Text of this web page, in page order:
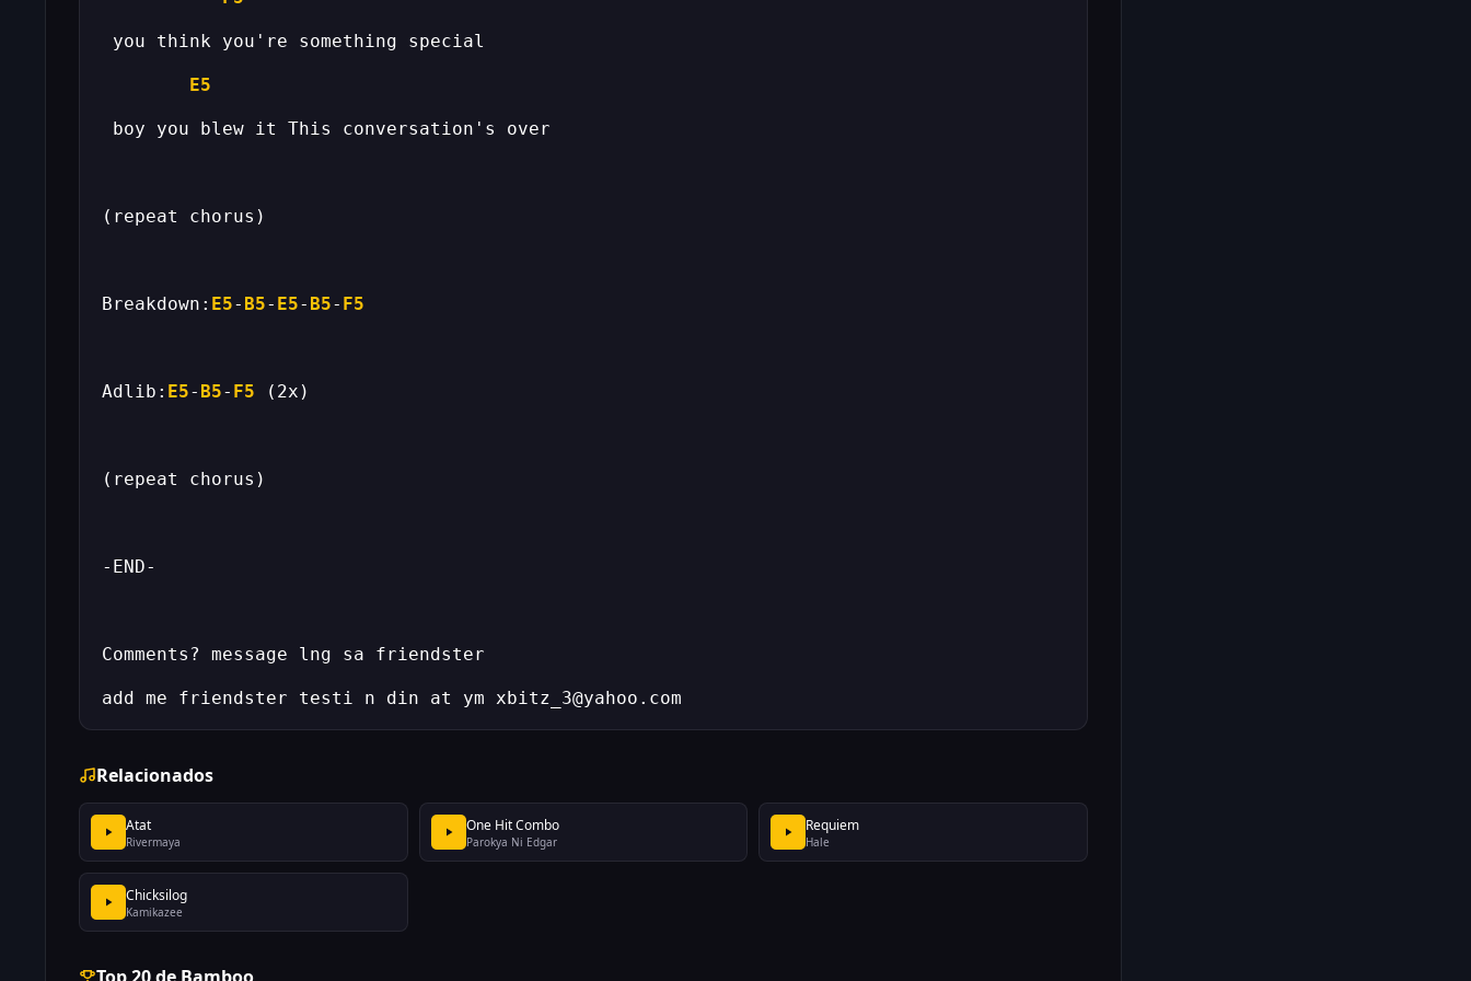
E5
Breakdown: E5- B5- E5- B5- F5
Adlib: E5- B5- F5
add me friendster testi n din at ym xbitz_3@yahoo.com
Relacionados
Atat
Rivermaya
One Hit Combo
Parokya Ni Edgar
Requiem
Hale
Chicksilog
Kamikazee